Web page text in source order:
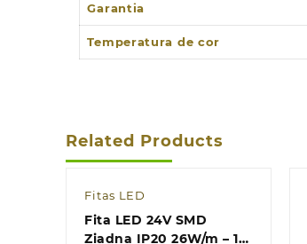
Garantia
Temperatura de cor
Related Products
Fitas LED
Fita LED 24V SMD
Ziadna IP20 26W/m – 10